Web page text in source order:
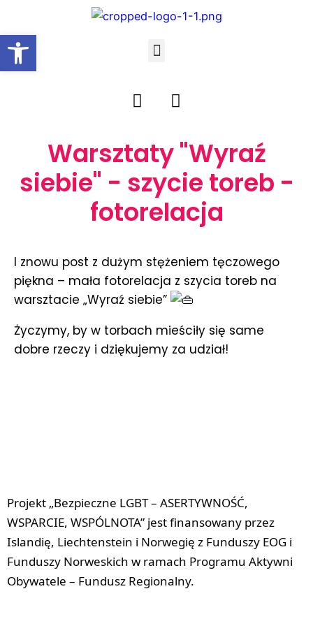
Open toolbar
Warsztaty "Wyraź
siebie" - szycie toreb -
fotorelacja
I znowu post z dużym stężeniem tęczowego
piękna – mała fotorelacja z szycia toreb na
warsztacie „Wyraź siebie”
Życzymy, by w torbach mieściły się same
dobre rzeczy i dziękujemy za udział!
Projekt „Bezpieczne LGBT – ASERTYWNOŚĆ,
WSPARCIE, WSPÓLNOTA” jest finansowany przez
Islandię, Liechtenstein i Norwegię z Funduszy EOG i
Funduszy Norweskich w ramach Programu Aktywni
Obywatele – Fundusz Regionalny.